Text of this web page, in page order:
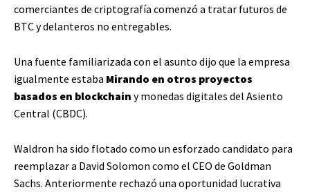
comerciantes de criptografía comenzó a tratar futuros de
BTC y delanteros no entregables.
Una fuente familiarizada con el asunto dijo que la empresa
igualmente estaba Mirando en otros proyectos
basados ​​en blockchain y monedas digitales del Asiento
Central (CBDC).
Waldron ha sido flotado como un esforzado candidato para
reemplazar a David Solomon como el CEO de Goldman
Sachs. Anteriormente rechazó una oportunidad lucrativa